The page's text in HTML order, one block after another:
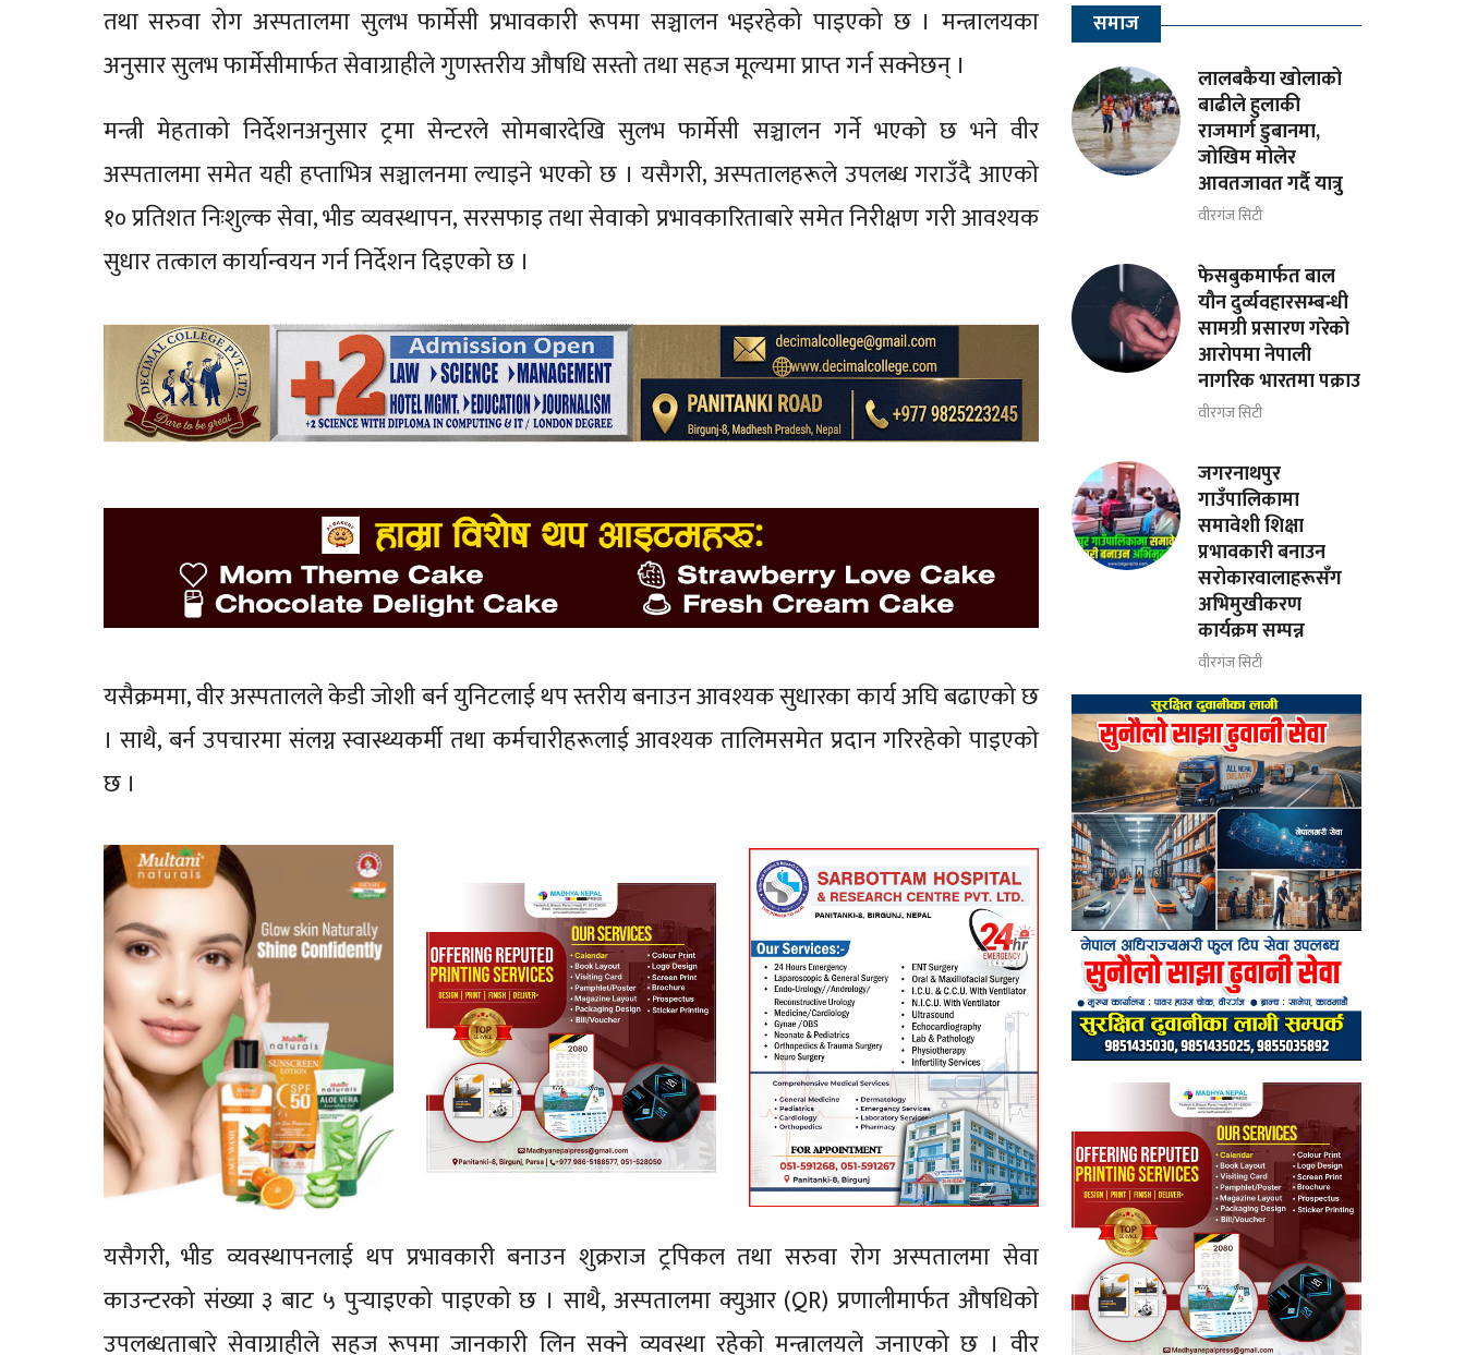
तथा सरुवा रोग अस्पतालमा सुलभ फार्मेसी प्रभावकारी रूपमा सञ्चालन भइरहेको पाइएको छ । मन्त्रालयका
अनुसार सुलभ फार्मेसीमार्फत सेवाग्राहीले गुणस्तरीय औषधि सस्तो तथा सहज मूल्यमा प्राप्त गर्न सक्नेछन् ।
मन्त्री मेहताको निर्देशनअनुसार ट्रमा सेन्टरले सोमबारदेखि सुलभ फार्मेसी सञ्चालन गर्ने भएको छ भने वीर
अस्पतालमा समेत यही हप्ताभित्र सञ्चालनमा ल्याइने भएको छ । यसैगरी, अस्पतालहरूले उपलब्ध गराउँदै आएको
१० प्रतिशत निःशुल्क सेवा, भीड व्यवस्थापन, सरसफाइ तथा सेवाको प्रभावकारिताबारे समेत निरीक्षण गरी आवश्यक
सुधार तत्काल कार्यान्वयन गर्न निर्देशन दिइएको छ ।
यसैक्रममा, वीर अस्पतालले केडी जोशी बर्न युनिटलाई थप स्तरीय बनाउन आवश्यक सुधारका कार्य अघि बढाएको छ
। साथै, बर्न उपचारमा संलग्न स्वास्थ्यकर्मी तथा कर्मचारीहरूलाई आवश्यक तालिमसमेत प्रदान गरिरहेको पाइएको
छ ।
यसैगरी, भीड व्यवस्थापनलाई थप प्रभावकारी बनाउन शुक्रराज ट्रपिकल तथा सरुवा रोग अस्पतालमा सेवा
काउन्टरको संख्या ३ बाट ५ पुर्‍याइएको पाइएको छ । साथै, अस्पतालमा क्युआर (QR) प्रणालीमार्फत औषधिको
उपलब्धताबारे सेवाग्राहीले सहज रूपमा जानकारी लिन सक्ने व्यवस्था रहेको मन्त्रालयले जनाएको छ । वीर
समाज
लालबकैया खोलाको
बाढीले हुलाकी
राजमार्ग डुबानमा,
जोखिम मोलेर
आवतजावत गर्दै यात्रु
वीरगंज सिटी
फेसबुकमार्फत बाल
यौन दुर्व्यवहारसम्बन्धी
सामग्री प्रसारण गरेको
आरोपमा नेपाली
नागरिक भारतमा पक्राउ
वीरगंज सिटी
जगरनाथपुर
गाउँपालिकामा
समावेशी शिक्षा
प्रभावकारी बनाउन
सरोकारवालाहरूसँग
अभिमुखीकरण
कार्यक्रम सम्पन्न
वीरगंज सिटी